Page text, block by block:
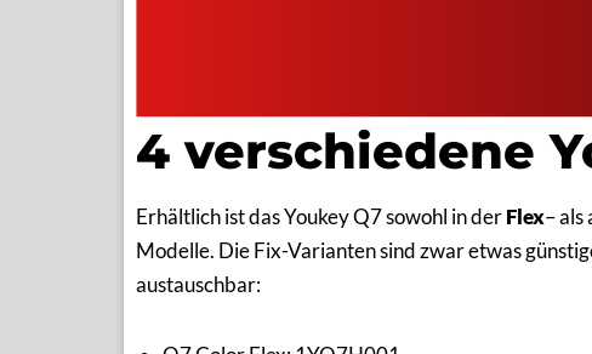
4 verschiedene
Erhältlich ist das Youkey Q7 sowohl in derFlex– als
Modelle. Die Fix-Varianten sind zwar etwas
austauschbar: